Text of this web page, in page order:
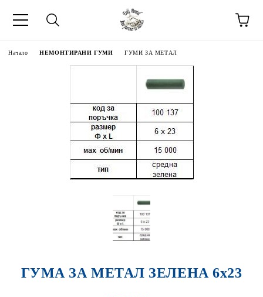
Начало НЕМОНТИРАНИ ГУМИ ГУМИ ЗА МЕТАЛ
ГУМА ЗА МЕТАЛ ЗЕЛЕНА 6х23